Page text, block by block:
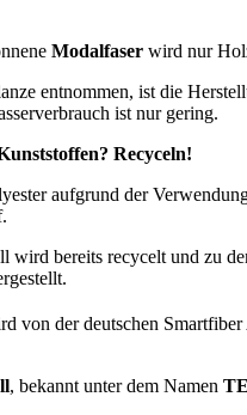
Modalfaser wird nur
entnommen, ist die
ist nur gering.
Recyceln!
aufgrund der
wird bereits recycelt und zu
von der deutschen
, bekannt unter dem Namen